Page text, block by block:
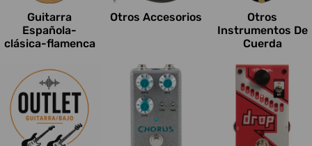
Guitarra
Española-
clásica-flamenca
Otros Accesorios
Otros
Instrumentos De
Cuerda